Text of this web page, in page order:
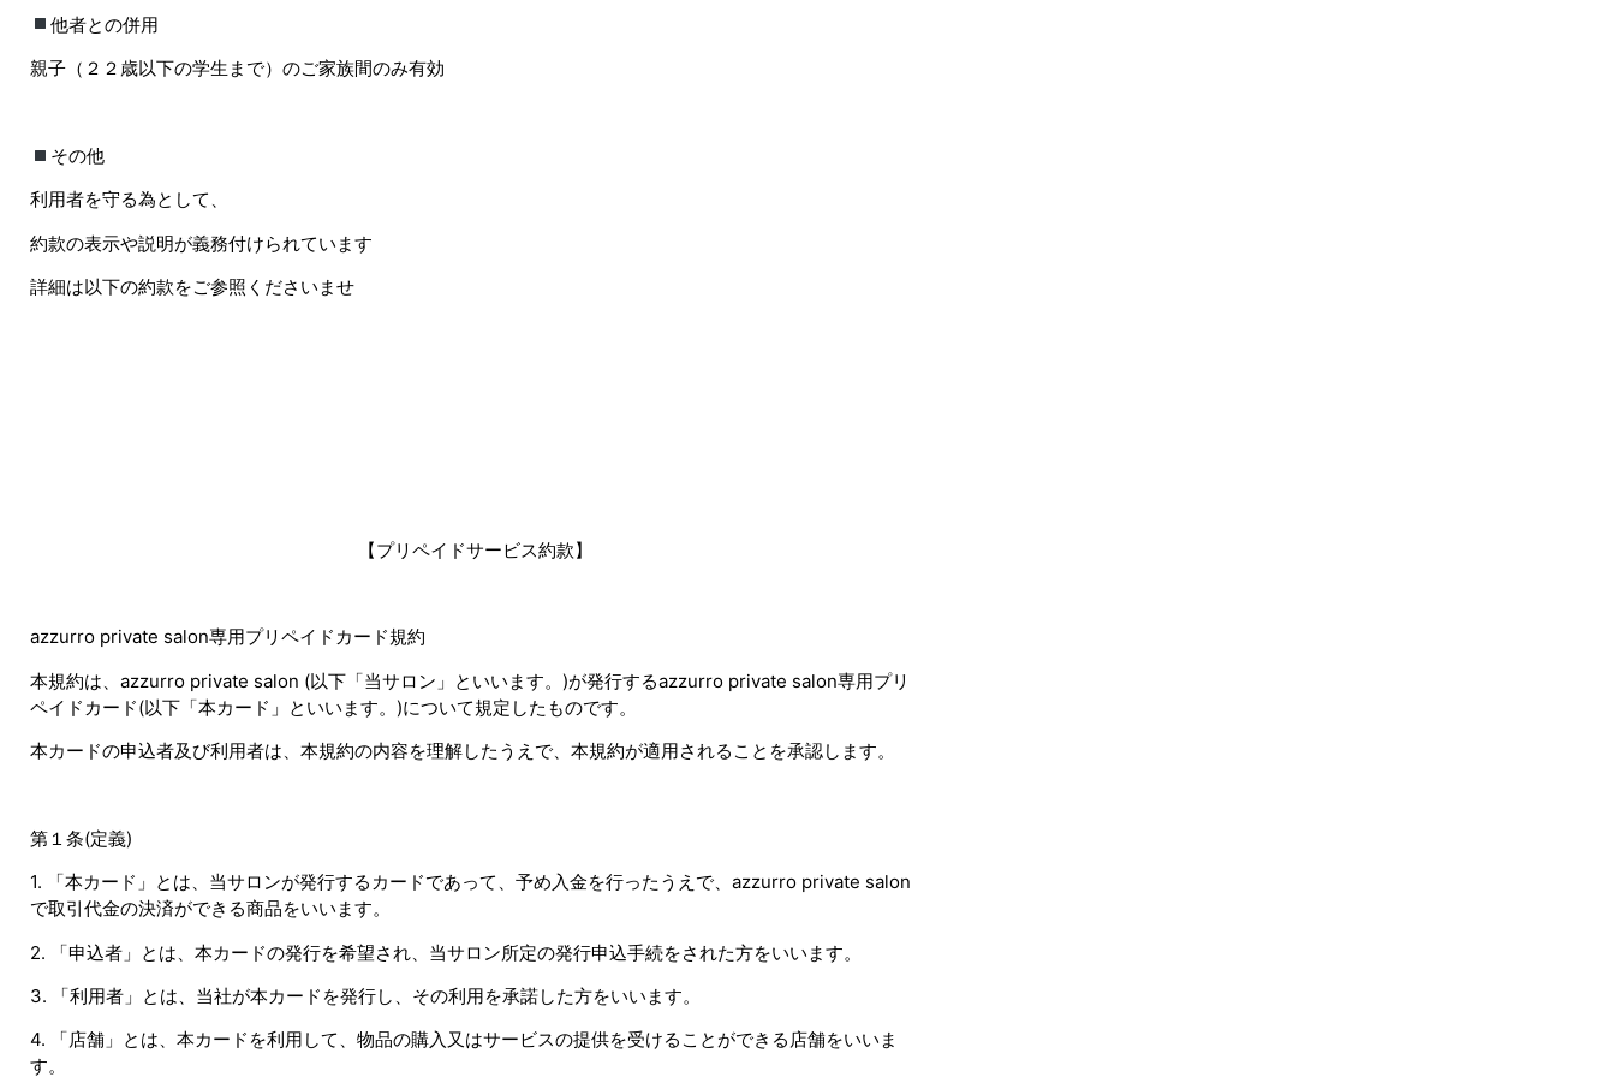
他者との併用
親子（２２歳以下の学生まで）のご家族間のみ有効
その他
利用者を守る為として、
約款の表示や説明が義務付けられています
詳細は以下の約款をご参照くださいませ
【プリペイドサービス約款】
azzurro private salon専用プリペイドカード規約
本規約は、azzurro private salon (以下「当サロン」といいます。)が発行するazzurro private salon専用プリ
ペイドカード(以下「本カード」といいます。)について規定したものです。
本カードの申込者及び利用者は、本規約の内容を理解したうえで、本規約が適用されることを承認します。
第１条(定義)
1. 「本カード」とは、当サロンが発行するカードであって、予め入金を行ったうえで、azzurro private salon
で取引代金の決済ができる商品をいいます。
2. 「申込者」とは、本カードの発行を希望され、当サロン所定の発行申込手続をされた方をいいます。
3. 「利用者」とは、当社が本カードを発行し、その利用を承諾した方をいいます。
4. 「店舗」とは、本カードを利用して、物品の購入又はサービスの提供を受けることができる店舗をいいま
す。